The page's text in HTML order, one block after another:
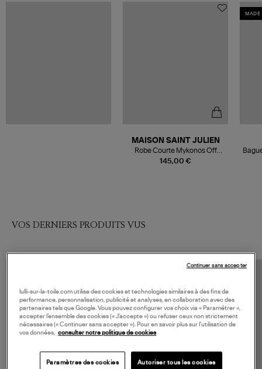
145,00 €
MAISON SAINT JULIEN
Robe Courte Mykonos Off
White
MADE
VOS DERNIERS PRODUITS VUS
lulli-sur-la-toile.com utilise des cookies et technologies similaires à des fins de
performance, personnalisation, publicité et analyses, en collaboration avec des
partenaires tels que Google. Vous pouvez configurer vos choix via « Paramétrer »,
accepter l’ensemble des cookies (« J’accepte ») ou refuser ceux non strictement
nécessaires (« Continuer sans accepter »). Pour en savoir plus sur l’utilisation de
vos données, consulter notre politique de cookies
Paramètres des cookies Autoriser tous les cookies
Continuer sans accepter